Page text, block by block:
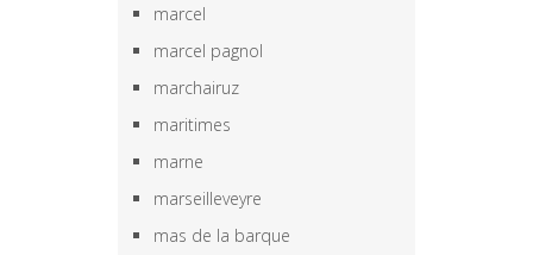
marcel
marcel pagnol
marchairuz
maritimes
marne
marseilleveyre
mas de la barque